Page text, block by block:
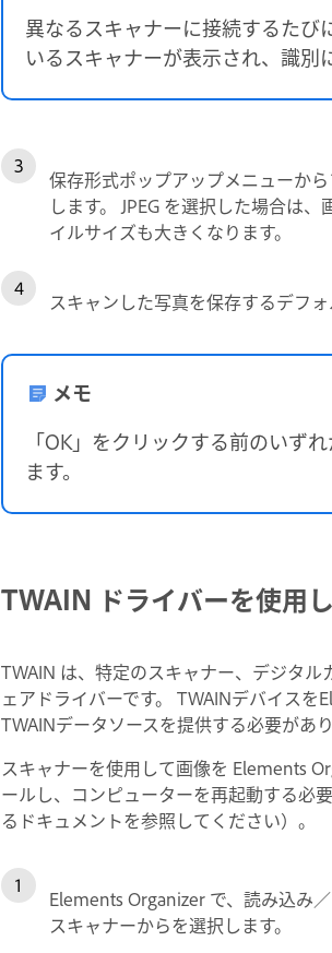
異なるスキャナーに接続するたび
いるスキャナーが表示され、識別
保存形式ポップアップメニューか
します。 JPEG を選択した場合は
イルサイズも大きくなります。
スキャンした写真を保存するデフ
メモ
「OK」をクリックする前のいず
ます。
TWAIN ドライバーを使用
TWAIN は、特定のスキャナー、デジタ
ェアドライバーです。 TWAINデバイス
TWAINデータソースを提供する必要があり
スキャナーを使用して画像を Elements
ールし、コンピューターを再起動する必
るドキュメントを参照してください）。
Elements Organizer で、読み込み
スキャナーからを選択します。